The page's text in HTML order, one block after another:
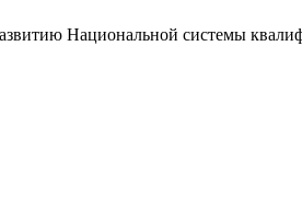
Национальной системы